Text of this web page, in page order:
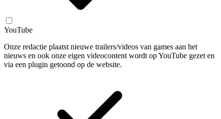
YouTube
Onze redactie plaatst nieuwe trailers/videos van games aan het
nieuws en ook onze eigen videocontent wordt op YouTube gezet en
via een plugin getoond op de website.